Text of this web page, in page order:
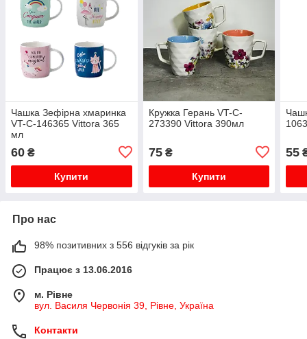
Чашка Зефірна хмаринка
VT-C-146365 Vittora 365
мл
60 ₴
Купити
Кружка Герань VT-C-
273390 Vittora 390мл
75₴
Купити
55
Про нас
98% позитивних з 556 відгуків за рік
Працює з 13.06.2016
м. Рівне
вул. Василя Червонія 39, Рівне, Україна
Контакти